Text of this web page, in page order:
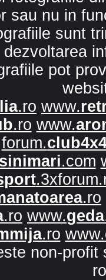
sau nu in
sunt
dezvoltarea
pot
.ro www.
.ro www.
forum.
.com
.ro
.ro www.geda
.ro www.
non-profit